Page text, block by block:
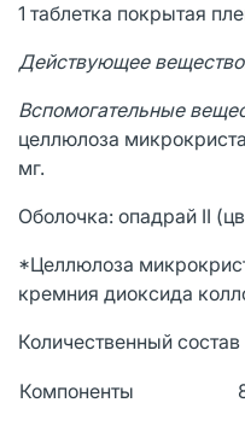
1 таблетка покрытая
Действующее вещество
Вспомогательные
целлюлоза
мг.
Оболочка: опадрай II
*Целлюлоза
кремния диоксида
Количественный
Компоненты